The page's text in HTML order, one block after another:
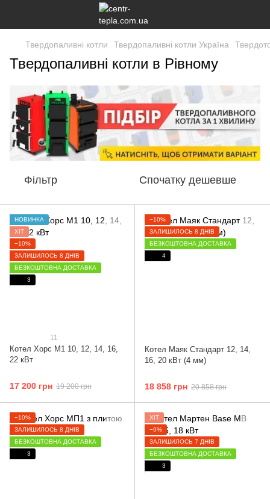
Твердопаливні котли Твердопаливні котли Україна
Твердопаливні котли в Рівному
Фільтр Спочатку дешевше
НОВИНКА
ХІТ
−10%
ЗАЛИШИЛОСЬ 8 ДНІВ
БЕЗКОШТОВНА ДОСТАВКА
3
11
Котел Хорс М1 10, 12, 14, 16,
22 кВт
17 200 грн 19 200 грн
−10%
ЗАЛИШИЛОСЬ 8 ДНІВ
БЕЗКОШТОВНА ДОСТАВКА
4
Котел Маяк Стандарт 12, 14,
16, 20 кВт (4 мм)
18 858 грн 20 858 грн
−10%
ЗАЛИШИЛОСЬ 8 ДНІВ
БЕЗКОШТОВНА ДОСТАВКА
3
ХІТ
−9%
ЗАЛИШИЛОСЬ 7 ДНІВ
БЕЗКОШТОВНА ДОСТАВКА
3